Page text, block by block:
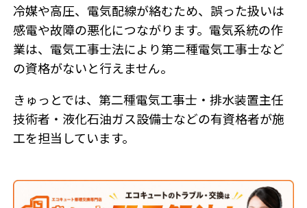
冷媒や高圧、電気配線が絡むため、誤った扱いは
感電や故障の悪化につながります。電気系統の作
業は、電気工事士法により第二種電気工事士など
の資格がないと行えません。
きゅっとでは、第二種電気工事士・排水装置主任
技術者・液化石油ガス設備士などの有資格者が施
工を担当しています。